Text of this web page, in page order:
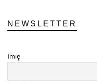
NEWSLETTER
Imię